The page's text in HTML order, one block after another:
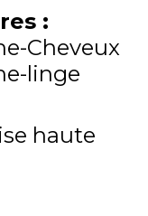
:
Cheveux
linge
haute